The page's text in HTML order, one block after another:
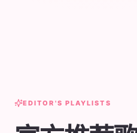
EDITOR'S PLAYLISTS